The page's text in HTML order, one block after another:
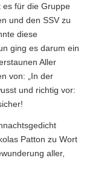
es für die Gruppe
und den SSV zu
diese
ging es darum ein
Aller
von: „In der
und richtig vor:
Patton zu Wort
aller,